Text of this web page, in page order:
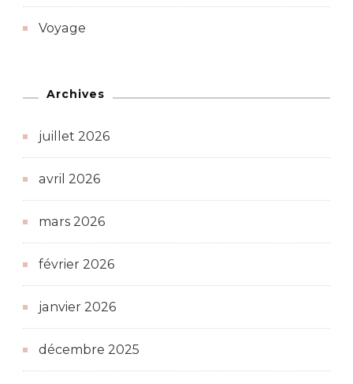
Voyage
Archives
juillet 2026
avril 2026
mars 2026
février 2026
janvier 2026
décembre 2025